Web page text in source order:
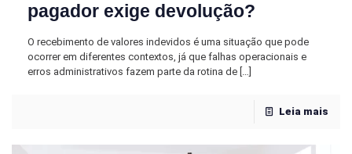
pagador exige devolução?
O recebimento de valores indevidos é uma situação que pode
ocorrer em diferentes contextos, já que falhas operacionais e
erros administrativos fazem parte da rotina de […]
Leia mais